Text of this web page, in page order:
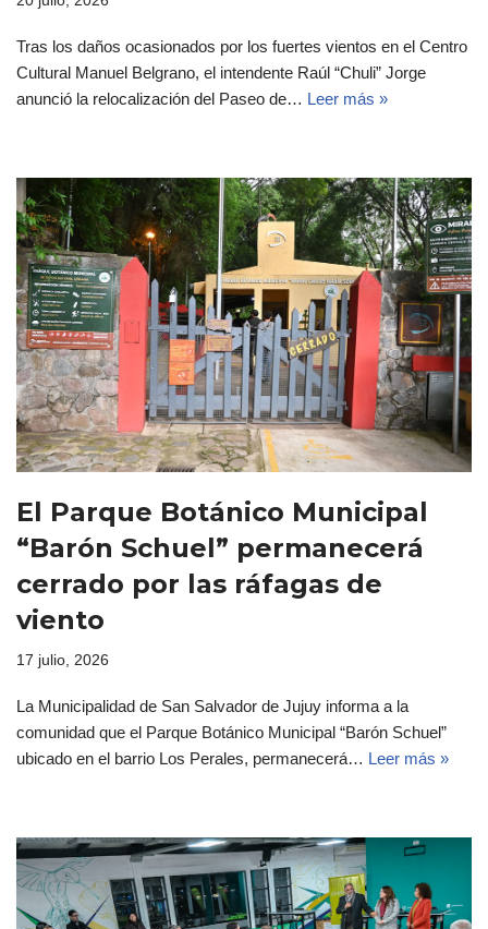
Tras los daños ocasionados por los fuertes vientos en el Centro
Cultural Manuel Belgrano, el intendente Raúl “Chuli” Jorge
anunció la relocalización del Paseo de… Leer más »
El Parque Botánico Municipal
“Barón Schuel” permanecerá
cerrado por las ráfagas de
viento
17 julio, 2026
La Municipalidad de San Salvador de Jujuy informa a la
comunidad que el Parque Botánico Municipal “Barón Schuel”
ubicado en el barrio Los Perales, permanecerá… Leer más »